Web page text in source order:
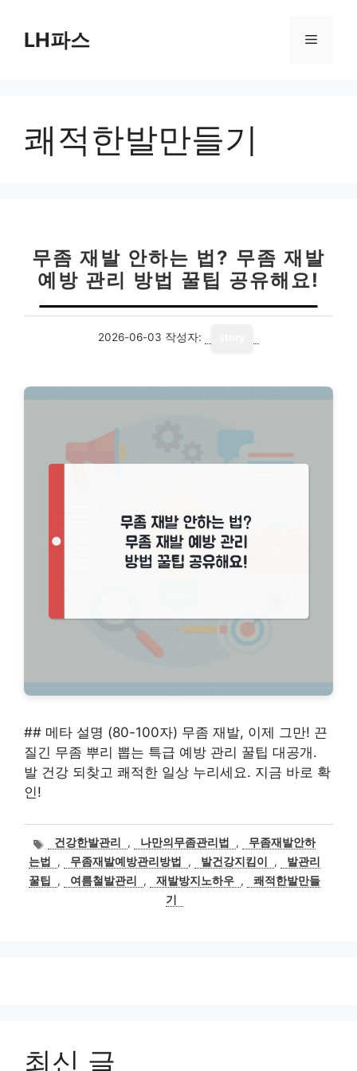
LH파스 메
쾌적한발만들기
무좀 재발 안하는 법? 무좀 재발
예방 관리 방법 꿀팁 공유해요!
2026-06-03 작성자:
## 메타 설명 (80-100자) 무좀 재발, 이제 그만! 끈
질긴 무좀 뿌리 뽑는 특급 예방 관리 꿀팁 대공개.
발 건강 되찾고 쾌적한 일상 누리세요. 지금 바로 확
인!
태
그
건강한발관리 , 나만의무좀관리법 ,
무좀재발안하
는법
, 무좀재발예방관리방법 , 발건강지킴이 ,
발관리
꿀팁
, 여름철발관리 , 재발방지노하우 ,
쾌적한발만들
기
최신 글